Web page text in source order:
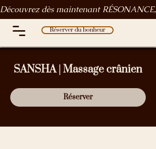
Découvrez dès maintenant
Réserver du bonheur
SANSHA | Massage crânien
Réserver